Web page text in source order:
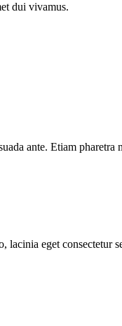
dui vivamus.
ante. Etiam
lacinia eget